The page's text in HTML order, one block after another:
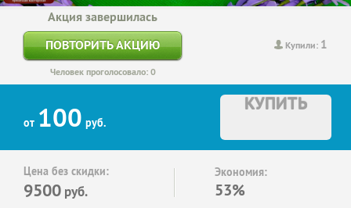
Купили: 1
Акция завершилась
ПОВТОРИТЬ АКЦИЮ
Человек проголосовало: 0
от 100 руб.
КУПИТЬ
Цена без скидки:
9500 руб.
Экономия:
53%